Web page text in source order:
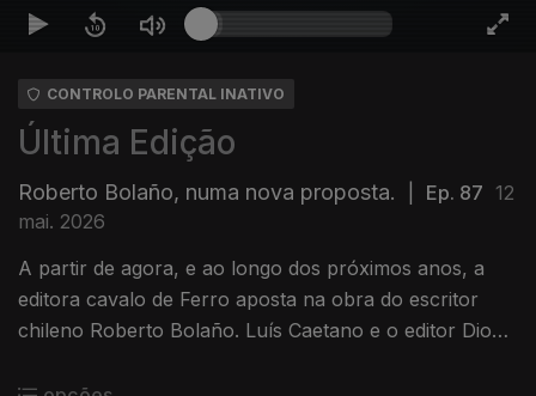
CONTROLO PARENTAL INATIVO
Última Edição
Roberto Bolaño, numa nova proposta. Ep. 87 12
mai. 2026
A partir de agora, e ao longo dos próximos anos, a
editora cavalo de Ferro aposta na obra do escritor
chileno Roberto Bolaño. Luís Caetano e o editor Diogo